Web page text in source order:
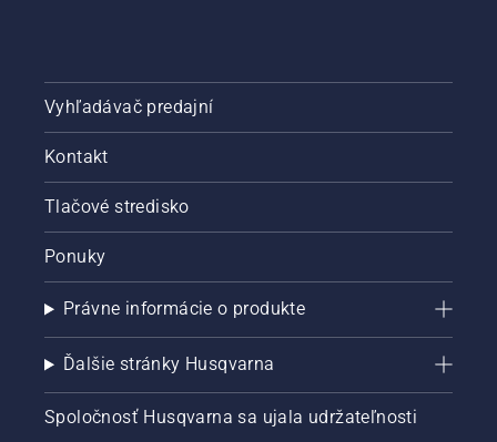
Vyhľadávač predajní
Kontakt
Tlačové stredisko
Ponuky
Právne informácie o produkte
Ďalšie stránky Husqvarna
Spoločnosť Husqvarna sa ujala udržateľnosti